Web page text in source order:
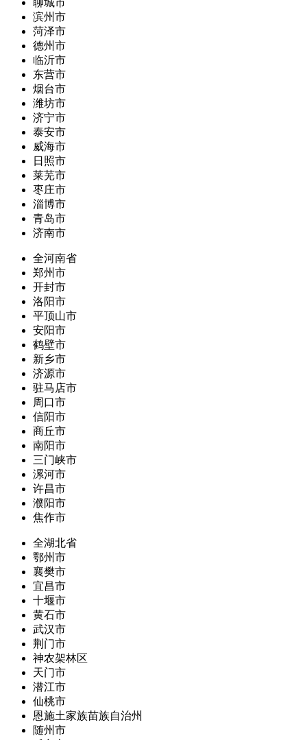
聊城市
滨州市
菏泽市
德州市
临沂市
东营市
烟台市
潍坊市
济宁市
泰安市
威海市
日照市
莱芜市
枣庄市
淄博市
青岛市
济南市
全河南省
郑州市
开封市
洛阳市
平顶山市
安阳市
鹤壁市
新乡市
济源市
驻马店市
周口市
信阳市
商丘市
南阳市
三门峡市
漯河市
许昌市
濮阳市
焦作市
全湖北省
鄂州市
襄樊市
宜昌市
十堰市
黄石市
武汉市
荆门市
神农架林区
天门市
潜江市
仙桃市
恩施土家族苗族自治州
随州市